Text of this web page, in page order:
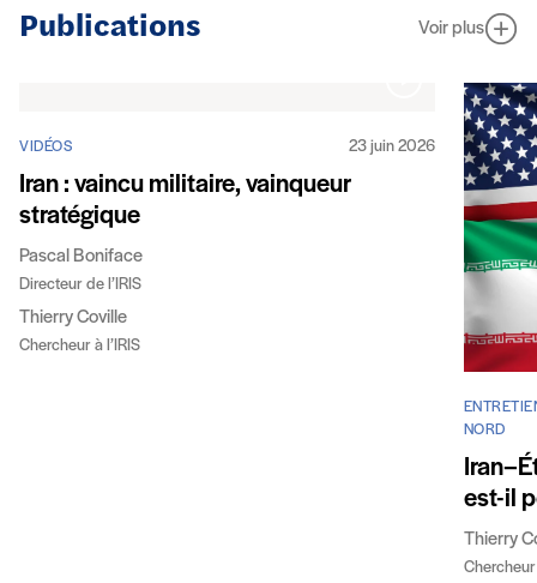
Publications Voir plus
VIDÉOS 23 juin 2026
Iran : vaincu militaire, vainqueur
stratégique
Pascal Boniface
Directeur de l’IRIS
Thierry Coville
Chercheur à l’IRIS
NORD
est-il
Thierry
Chercheur